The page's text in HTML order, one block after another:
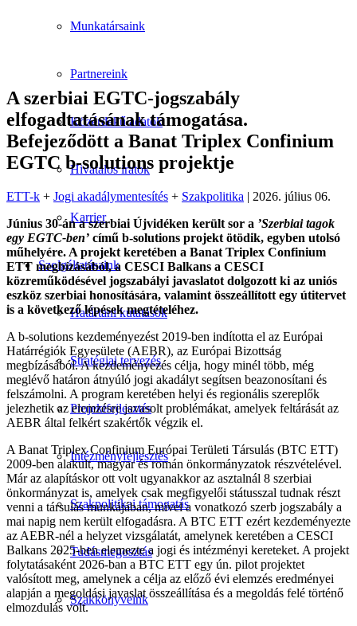
Munkatársaink
Partnereink
Közérdekű adatok
Hivatalos iratok
Karrier
Szolgáltatásaink
Határtani kutatások
Stratégiai tervezés
Projektfejlesztés
Intézményfejlesztés
Szakpolitikai támogatás
Tudásmegosztás
Szakkönyveink
A szerbiai EGTC-jogszabály
elfogadtatásának támogatása.
Befejeződött a Banat Triplex Confinium
EGTC b-solutions projektje
ETT-k + Jogi akadálymentesítés + Szakpolitika | 2026. július 06.
Június 30-án a szerbiai Újvidéken került sor a ’Szerbiai tagok
egy EGTC-ben’ című b-solutions projekt ötödik, egyben utolsó
műhelyére. A projekt keretében a Banat Triplex Confinium
ETT megbízásából, a CESCI Balkans a CESCI
közreműködésével jogszabályi javaslatot dolgozott ki az uniós
eszköz szerbiai honosítására, valamint összeállított egy útitervet
is a következő lépések megtételéhez.
A b-solutions kezdeményezést 2019-ben indította el az Európai
Határrégiók Egyesülete (AEBR), az Európai Bizottság
megbízásából. A kezdeményezés célja, hogy minél több, még
meglévő határon átnyúló jogi akadályt segítsen beazonosítani és
felszámolni. A program keretében helyi és regionális szereplők
jelezhetik az elemzésre javasolt problémákat, amelyek feltárását az
AEBR által felkért szakértők végzik el.
A Banat Triplex Confinium Európai Területi Társulás (BTC ETT)
2009-ben alakult, magyar és román önkormányzatok részvételével.
Már az alapításkor ott volt ugyanakkor az asztalnál 8 szerbiai
önkormányzat is, amelyek csak megfigyelői státusszal tudnak részt
venni a társulás munkájában, mivel a vonatkozó szerb jogszabály a
mai napig nem került elfogadásra. A BTC ETT ezért kezdeményezte
az AEBR-nél a helyzet vizsgálatát, amelynek keretében a CESCI
Balkans 2025-ben elemezte a jogi és intézményi kereteket. A projekt
folytatásaként 2026-ban a BTC ETT egy ún. pilot projektet
valósított meg, amelynek a célja az előző évi elemzés eredményei
alapján a megoldási javaslat összeállítása és a megoldás felé történő
elmozdulás volt.